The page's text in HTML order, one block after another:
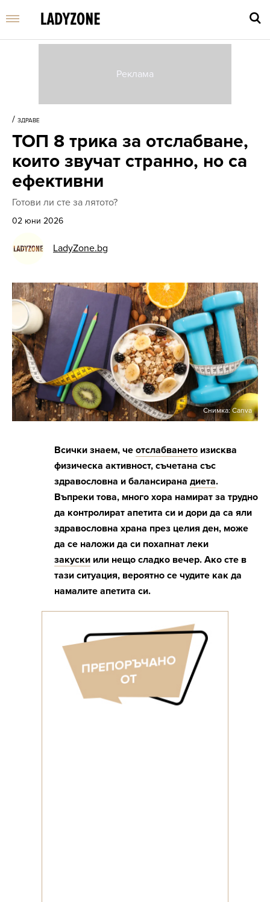
и
Enter
/ ЗДРАВЕ
ТОП 8 трика за отслабване,
които звучат странно, но са
ефективни
Готови ли сте за лятото?
02 юни 2026
LadyZone.bg
Снимка: Canva
Всички знаем, че отслабването изисква
физическа активност, съчетана със
здравословна и балансирана диета.
Въпреки това, много хора намират за трудно
да контролират апетита си и дори да са яли
здравословна храна през целия ден, може
да се наложи да си похапнат леки
закуски или нещо сладко вечер. Ако сте в
тази ситуация, вероятно се чудите как да
намалите апетита си.